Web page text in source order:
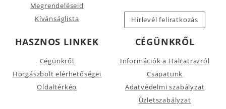
Megrendeléseid
Kívánságlista
Hírlevél feliratkozás
HASZNOS LINKEK
Cégünkről
Horgászbolt elérhetőségei
Oldaltérkép
CÉGÜNKRŐL
Információk a Halcatrazról
Csapatunk
Adatvédelmi szabályzat
Üzletszabályzat